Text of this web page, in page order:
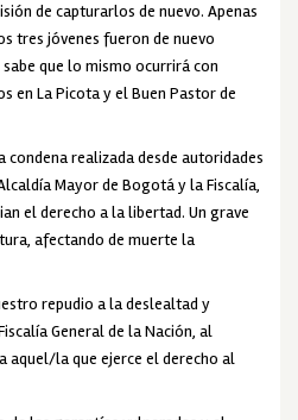
de capturarlos de nuevo. Apenas
tres jóvenes fueron de nuevo
que lo mismo ocurrirá con
en La Picota y el Buen Pastor de
condena realizada desde autoridades
Mayor de Bogotá y la Fiscalía,
el derecho a la libertad. Un grave
afectando de muerte la
repudio a la deslealtad y
General de la Nación, al
aquel/la que ejerce el derecho al